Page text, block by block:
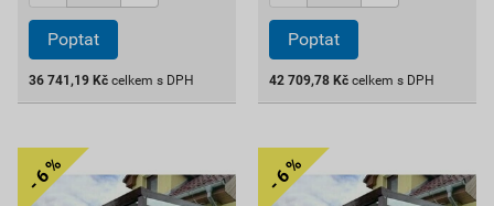
Poptat
36 741,19 Kč celkem s DPH
Poptat
42 709,78 Kč celkem s DPH